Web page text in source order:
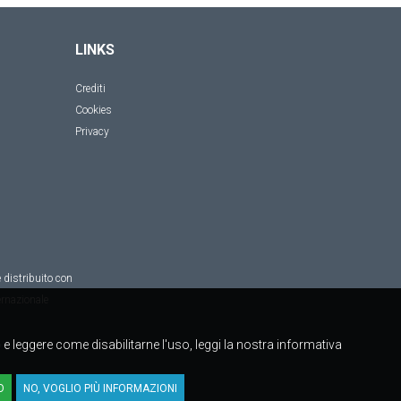
LINKS
Crediti
Cookies
Privacy
distribuito con
leggere come disabilitarne l'uso, leggi la nostra informativa
NO, VOGLIO PIÙ INFORMAZIONI